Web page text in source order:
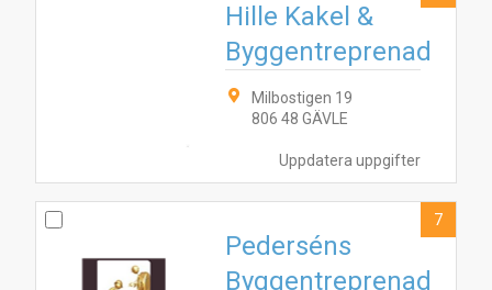
Uppdatera uppgifter
Hille Kakel &
Byggentreprenad
Milbostigen 19
806 48 GÄVLE
Pederséns
Byggentreprenad
7